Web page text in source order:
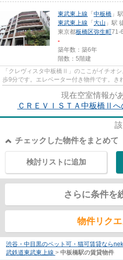
東武東上線 「 中板橋 」
東武東上線 「 大山 」駅
東京都板橋区弥生町71-6
-
築年数：築6年
階数：5階建
「クレヴィスタ中板橋Ⅱ」のここがイチオ
歩9分です。エレベーター付き物件です。き
現在空室情報が
ＣＲＥＶＩＳＴＡ中板橋Ⅱへ
チェックした物件をまとめて
検討リストに追加
さらに条件を
物件リクエ
渋谷・中目黒のペット可・猫可賃貸なら
武鉄道東武東上線 > 中板橋駅の賃貸物件